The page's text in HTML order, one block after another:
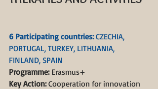
6 Participating countries: CZECHIA,
PORTUGAL, TURKEY, LITHUANIA,
FINLAND, SPAIN
Programme: Erasmus+
Key Action: Cooperation for innovation